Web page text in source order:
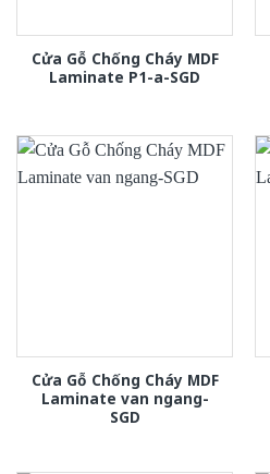
Cửa Gỗ Chống Cháy MDF
Laminate P1-a-SGD
Cửa Gỗ Chống Cháy MDF
Laminate van ngang-
SGD